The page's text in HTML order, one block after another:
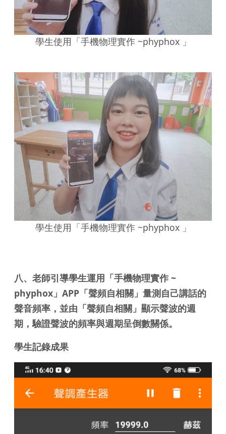
學生使用「手機物理實作 ~phyphox 」
學生使用「手機物理實作 ~phyphox 」
八、老師引導學生運用「手機物理實作 ~
phyphox」APP「聲頻自相關」量測自己講話的
聲音頻率，並由「聲頻自相關」顯示聲波的週
期，驗證聲波的頻率與週期呈倒數關係。
學生記錄成果